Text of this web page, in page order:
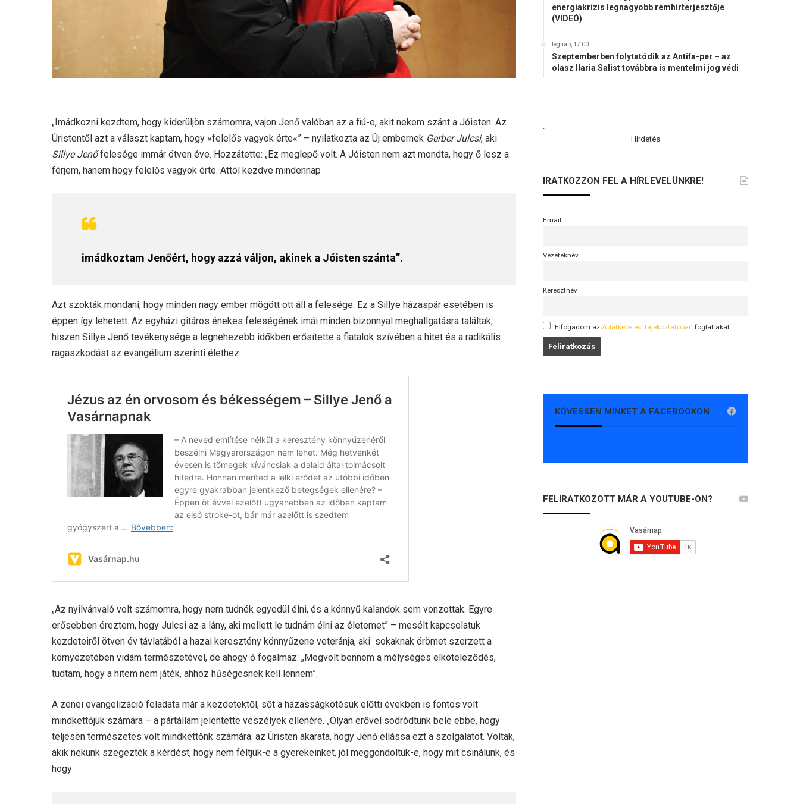
„Imádkozni kezdtem, hogy kiderüljön számomra, vajon Jenő valóban az a fiú-e, akit nekem szánt a Jóisten. Az
Úristentől azt a választ kaptam, hogy »felelős vagyok érte«” – nyilatkozta az Új embernek Gerber Julcsi, aki
Sillye Jenőfelesége immár ötven éve. Hozzátette: „Ez meglepő volt. A Jóisten nem azt mondta, hogy ő lesz a
férjem, hanem hogy felelős vagyok érte. Attól kezdve mindennap
imádkoztam Jenőért, hogy azzá váljon, akinek a Jóisten szánta”.
Azt szokták mondani, hogy minden nagy ember mögött ott áll a felesége. Ez a Sillye házaspár esetében is
éppen így lehetett. Az egyházi gitáros énekes feleségének imái minden bizonnyal meghallgatásra találtak,
hiszen Sillye Jenő tevékenysége a legnehezebb időkben erősítette a fiatalok szívében a hitet és a radikális
ragaszkodást az evangélium szerinti élethez.
„Az nyilvánvaló volt számomra, hogy nem tudnék egyedül élni, és a könnyű kalandok sem vonzottak. Egyre
erősebben éreztem, hogy Julcsi az a lány, aki mellett le tudnám élni az életemet” – mesélt kapcsolatuk
kezdeteiről ötven év távlatából a hazai keresztény könnyűzene veteránja, aki sokaknak örömet szerzett a
környezetében vidám természetével, de ahogy ő fogalmaz: „Megvolt bennem a mélységes elköteleződés,
tudtam, hogy a hitem nem játék, ahhoz hűségesnek kell lennem”.
A zenei evangelizáció feladata már a kezdetektől, sőt a házasságkötésük előtti években is fontos volt
mindkettőjük számára – a pártállam jelentette veszélyek ellenére. „Olyan erővel sodródtunk bele ebbe, hogy
teljesen természetes volt mindkettőnk számára: az Úristen akarata, hogy Jenő ellássa ezt a szolgálatot. Voltak,
akik nekünk szegezték a kérdést, hogy nem féltjük-e a gyerekeinket, jól meggondoltuk-e, hogy mit csinálunk, és
hogy
energiakrízis legnagyobb rémhírterjesztője
(VIDEÓ)
tegnap, 17:00
Szeptemberben folytatódik az Antifa-per – az
olasz Ilaria Salist továbbra is mentelmi jog védi
.
Hirdetés
IRATKOZZON FEL A HÍRLEVELÜNKRE!
Email
Vezetéknév
Keresztnév
Elfogadom az Adatkezelési tájékoztatóban foglaltakat.
KÖVESSEN MINKET A FACEBOOKON
FELIRATKOZOTT MÁR A YOUTUBE-ON?